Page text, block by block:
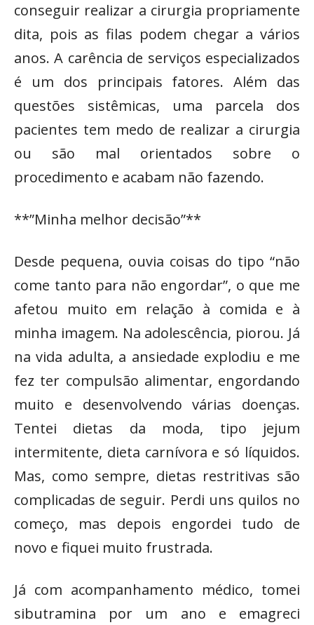
conseguir realizar a cirurgia propriamente
dita, pois as filas podem chegar a vários
anos. A carência de serviços especializados
é um dos principais fatores. Além das
questões sistêmicas, uma parcela dos
pacientes tem medo de realizar a cirurgia
ou são mal orientados sobre o
procedimento e acabam não fazendo.
**”Minha melhor decisão”**
Desde pequena, ouvia coisas do tipo “não
come tanto para não engordar”, o que me
afetou muito em relação à comida e à
minha imagem. Na adolescência, piorou. Já
na vida adulta, a ansiedade explodiu e me
fez ter compulsão alimentar, engordando
muito e desenvolvendo várias doenças.
Tentei dietas da moda, tipo jejum
intermitente, dieta carnívora e só líquidos.
Mas, como sempre, dietas restritivas são
complicadas de seguir. Perdi uns quilos no
começo, mas depois engordei tudo de
novo e fiquei muito frustrada.
Já com acompanhamento médico, tomei
sibutramina por um ano e emagreci